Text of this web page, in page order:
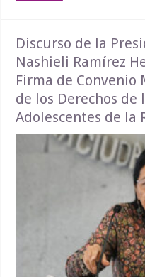
Discurso de la
Nashieli Ramírez
Firma de Convenio
de los Derechos de
Adolescentes de la